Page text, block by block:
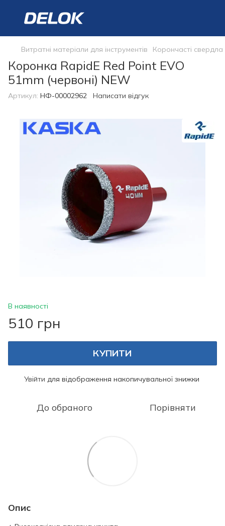
Витратні матеріали для інструментів Корончасті свердла
Коронка RapidE Red Point EVO
51mm (червоні) NEW
Артикул: НФ-00002962 Написати відгук
В наявності
510 грн
КУПИТИ
Увійти для відображення накопичувальної знижки
До обраного Порівняти
Опис